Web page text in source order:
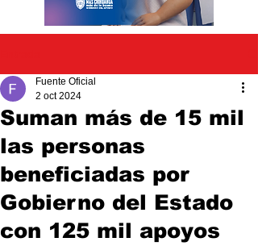
Suman más de 15 mil
las personas
beneficiadas por
Gobierno del Estado
con 125 mil apoyos
Fuente Oficial
2 oct 2024